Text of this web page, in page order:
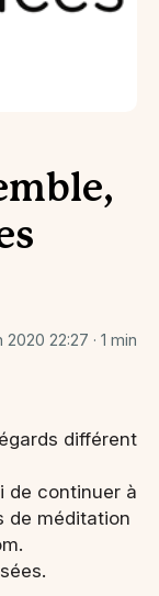
2020 22:27 · 1 min
différent
de continuer à
de méditation